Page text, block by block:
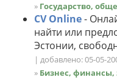
» Государство,
CV Online-
найти или
Эстонии,
| добавлено: 05-05-
» Бизнес, финансы,